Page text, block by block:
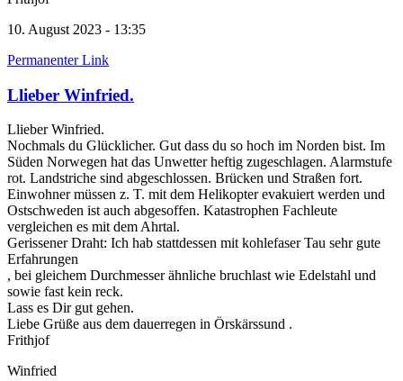
10. August 2023 - 13:35
Permanenter Link
Llieber Winfried.
Llieber Winfried.
Nochmals du Glücklicher. Gut dass du so hoch im Norden bist. Im
Süden Norwegen hat das Unwetter heftig zugeschlagen. Alarmstufe
rot. Landstriche sind abgeschlossen. Brücken und Straßen fort.
Einwohner müssen z. T. mit dem Helikopter evakuiert werden und
Ostschweden ist auch abgesoffen. Katastrophen Fachleute
vergleichen es mit dem Ahrtal.
Gerissener Draht: Ich hab stattdessen mit kohlefaser Tau sehr gute
Erfahrungen
, bei gleichem Durchmesser ähnliche bruchlast wie Edelstahl und
sowie fast kein reck.
Lass es Dir gut gehen.
Liebe Grüße aus dem dauerregen in Örskärssund .
Frithjof
Winfried